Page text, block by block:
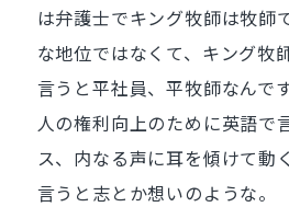
は弁護士でキング牧師は牧師
な地位ではなくて、キング牧
言うと平社員、平牧師なんで
人の権利向上のために英語で
ス、内なる声に耳を傾けて動
言うと志とか想いのような。